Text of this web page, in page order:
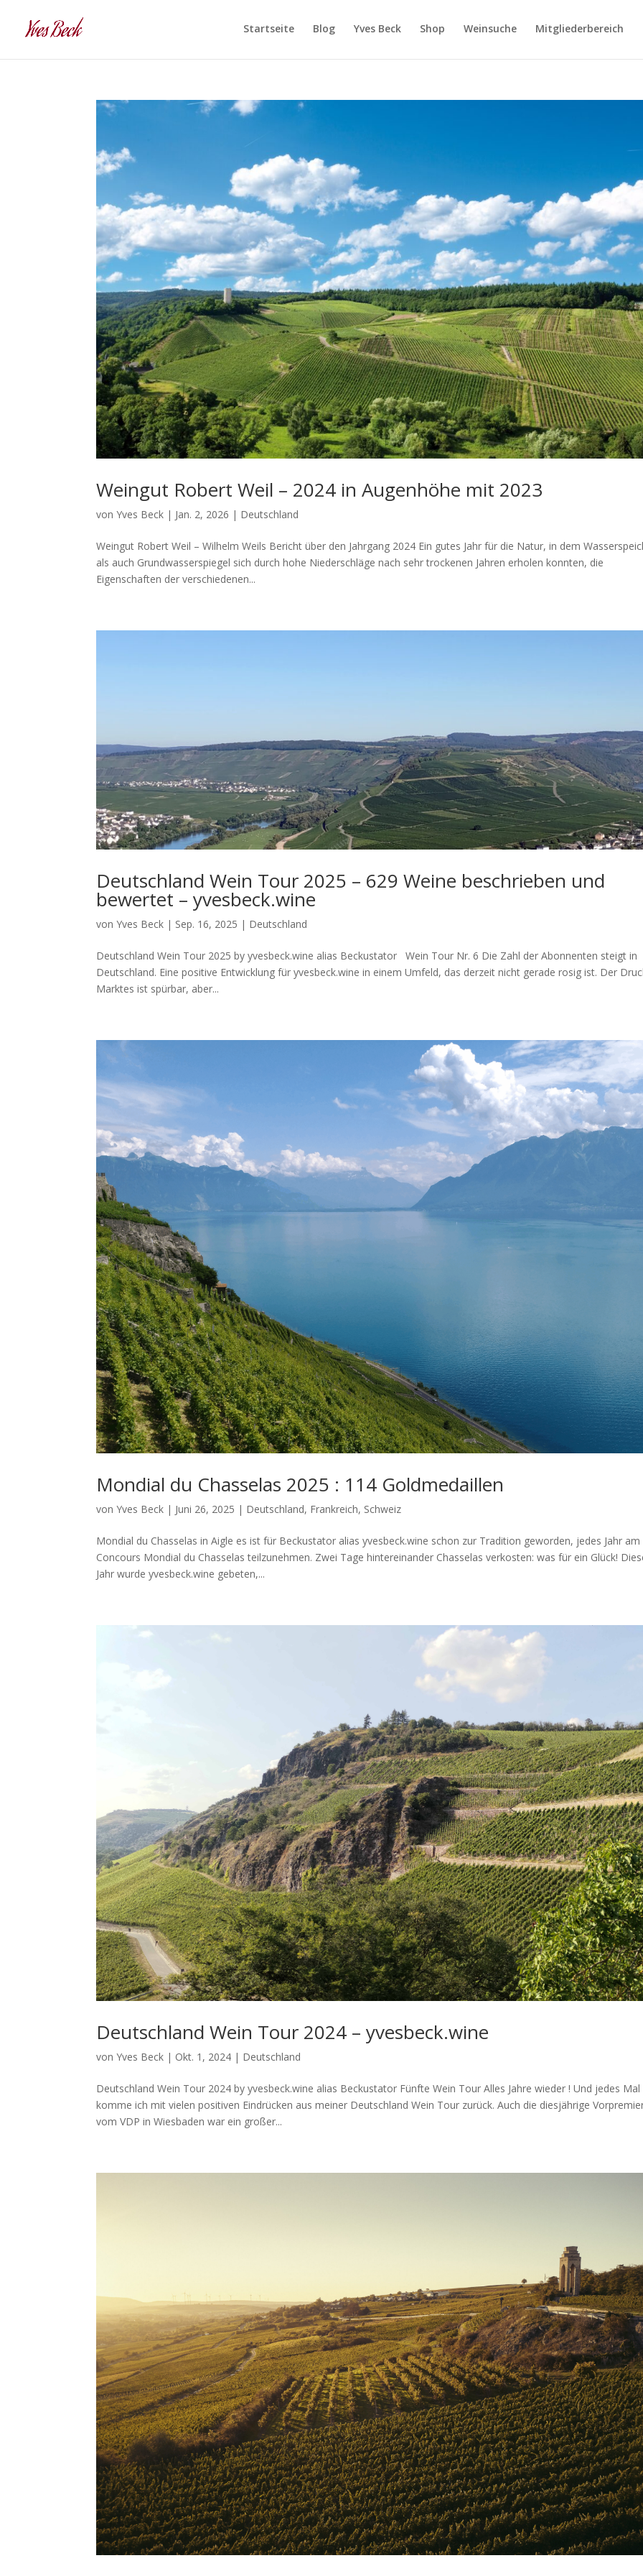
Startseite Blog Yves Beck Shop Weinsuche Mitgliederbereich
Weingut Robert Weil – 2024 in Augenhöhe mit 2023
vonYves Beck | Jan. 2, 2026 | Deutschland
Weingut Robert Weil – Wilhelm Weils Bericht über den Jahrgang 2024 Ein gutes Jahr für die Natur, in dem
als auch Grundwasserspiegel sich durch hohe Niederschläge nach sehr trockenen Jahren erholen konnten, die
Eigenschaften der verschiedenen...
Deutschland Wein Tour 2025 – 629 Weine beschrieben und
bewertet – yvesbeck.wine
vonYves Beck | Sep. 16, 2025 | Deutschland
Deutschland Wein Tour 2025 by yvesbeck.wine alias Beckustator Wein Tour Nr. 6 Die Zahl der Abonnenten steigt in
Deutschland. Eine positive Entwicklung für yvesbeck.wine in einem Umfeld, das derzeit nicht gerade rosig ist. Der
Marktes ist spürbar, aber...
Mondial du Chasselas 2025 : 114 Goldmedaillen
vonYves Beck | Juni 26, 2025 | Deutschland, Frankreich, Schweiz
Mondial du Chasselas in Aigle es ist für Beckustator alias yvesbeck.wine schon zur Tradition geworden, jedes Jahr am
Concours Mondial du Chasselas teilzunehmen. Zwei Tage hintereinander Chasselas verkosten: was für ein Glück!
Jahr wurde yvesbeck.wine gebeten,...
Deutschland Wein Tour 2024 – yvesbeck.wine
vonYves Beck | Okt. 1, 2024 | Deutschland
Deutschland Wein Tour 2024 by yvesbeck.wine alias Beckustator Fünfte Wein Tour Alles Jahre wieder ! Und jedes Mal
komme ich mit vielen positiven Eindrücken aus meiner Deutschland Wein Tour zurück. Auch die diesjährige
vom VDP in Wiesbaden war ein großer...